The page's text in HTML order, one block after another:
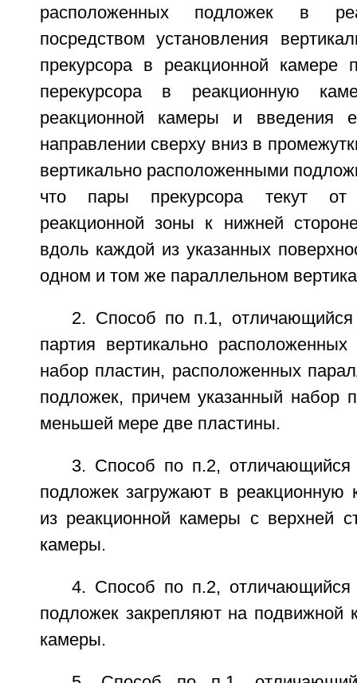
расположенных подложек в
посредством установления
прекурсора в реакционной камере
перекурсора в реакционную
реакционной камеры и введения
направлении сверху вниз в
вертикально расположенными
что пары прекурсора текут от
реакционной зоны к нижней
вдоль каждой из указанных
одном и том же параллельном
2. Способ по п.1, отличающийся
партия вертикально
набор пластин, расположенных
подложек, причем указанный набор
меньшей мере две пластины.
3. Способ по п.2, отличающийся
подложек загружают в реакционную
из реакционной камеры с верхней
камеры.
4. Способ по п.2, отличающийся
подложек закрепляют на подвижной
камеры.